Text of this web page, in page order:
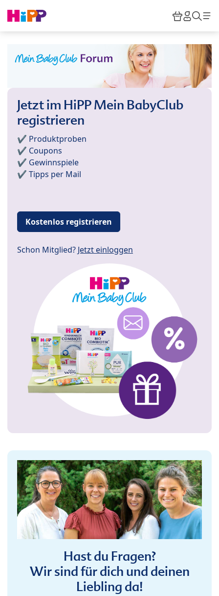
HiPP
Jetzt im HiPP Mein BabyClub
registrieren
✔️ Produktproben
✔️ Coupons
✔️ Gewinnspiele
✔️ Tipps per Mail
Kostenlos registrieren
Schon Mitglied? Jetzt einloggen
Hast du Fragen?
Wir sind für dich und deinen
Liebling da!